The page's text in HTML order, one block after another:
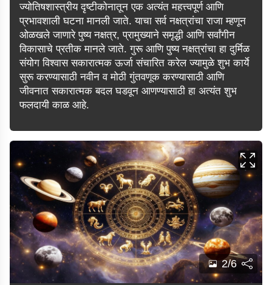
ज्योतिषशास्त्रीय दृष्टीकोनातून एक अत्यंत महत्त्वपूर्ण आणि
प्रभावशाली घटना मानली जाते. याचा सर्व नक्षत्रांचा राजा म्हणून
ओळखले जाणारे पुष्य नक्षत्र, प्रामुख्याने समृद्धी आणि सर्वांगीन
विकासाचे प्रतीक मानले जाते. गुरू आणि पुष्य नक्षत्रांचा हा दुर्मिळ
संयोग विश्वास सकारात्मक ऊर्जा संचारित करेल ज्यामुळे शुभ कार्ये
सुरू करण्यासाठी नवीन व मोठी गुंतवणूक करण्यासाठी आणि
जीवनात सकारात्मक बदल घडवून आणण्यासाठी हा अत्यंत शुभ
फलदायी काळ आहे.
2/6